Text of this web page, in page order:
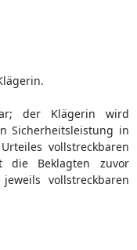
der Klägerin wird
Sicherheitsleistung in
vollstreckbaren
die Beklagten zuvor
vollstreckbaren